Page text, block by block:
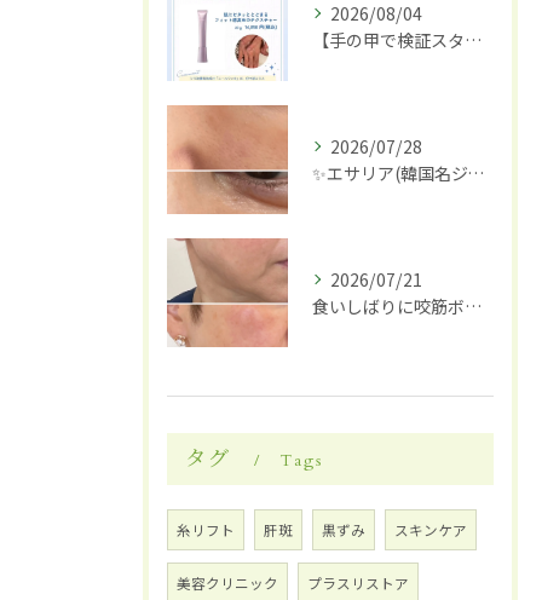
2026/08/04
【手の甲で検証スタート】✋✨
2026/07/28
✨エサリア(韓国名ジュブアセル)導入します✨
2026/07/21
食いしばりに咬筋ボトックス
タグ Tags
糸リフト 肝斑 黒ずみ スキンケア
美容クリニック プラスリストア